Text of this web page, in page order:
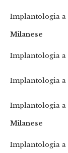
Implantologia
Milanese
Implantologia
Implantologia a
Implantologia a
Milanese
Implantologia